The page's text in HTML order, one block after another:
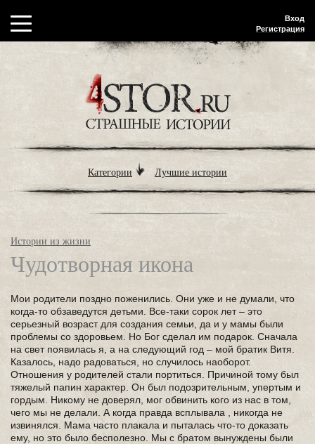
Вход
Регистрация
Категории Лучшие истории
Истории из жизни
Чудотворная икона
Мои родители поздно поженились. Они уже и не думали, что
когда-то обзаведутся детьми. Все-таки сорок лет – это
серьезный возраст для создания семьи, да и у мамы были
проблемы со здоровьем. Но Бог сделал им подарок. Сначала
на свет появилась я, а на следующий год – мой братик Витя.
Казалось, надо радоваться, но случилось наоборот.
Отношения у родителей стали портиться. Причиной тому был
тяжелый папин характер. Он был подозрительным, упертым и
гордым. Никому не доверял, мог обвинить кого из нас в том,
чего мы не делали. А когда правда всплывала , никогда не
извинялся. Мама часто плакала и пыталась что-то доказать
ему, но это было бесполезно. Мы с братом вынуждены были